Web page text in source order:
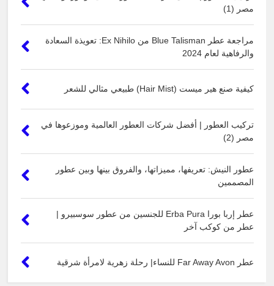
مصر (1)
مراجعة عطر Blue Talisman من Ex Nihilo: تعويذة السعادة
والرفاهية لعام 2024
كيفية صنع هير ميست (Hair Mist) طبيعي مثالي للشعر
تركيب العطور | أفضل شركات العطور العالمية وموزعوها في
مصر (2)
عطور النيش: تعريفها، مميزاتها، والفروق بينها وبين عطور
المصممين
عطر إربا بورا Erba Pura للجنسين من عطور سوسبيرو |
عطر من كوكب آخر
عطر Far Away Avon للنساء| رحلة زهرية لامرأة شرقية